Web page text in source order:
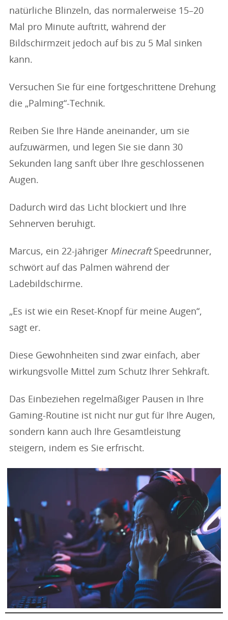
natürliche Blinzeln, das normalerweise 15–20
Mal pro Minute auftritt, während der
Bildschirmzeit jedoch auf bis zu 5 Mal sinken
kann.
Versuchen Sie für eine fortgeschrittene Drehung
die „Palming“-Technik.
Reiben Sie Ihre Hände aneinander, um sie
aufzuwärmen, und legen Sie sie dann 30
Sekunden lang sanft über Ihre geschlossenen
Augen.
Dadurch wird das Licht blockiert und Ihre
Sehnerven beruhigt.
Marcus, ein 22-jähriger MinecraftSpeedrunner,
schwört auf das Palmen während der
Ladebildschirme.
„Es ist wie ein Reset-Knopf für meine Augen“,
sagt er.
Diese Gewohnheiten sind zwar einfach, aber
wirkungsvolle Mittel zum Schutz Ihrer Sehkraft.
Das Einbeziehen regelmäßiger Pausen in Ihre
Gaming-Routine ist nicht nur gut für Ihre Augen,
sondern kann auch Ihre Gesamtleistung
steigern, indem es Sie erfrischt.